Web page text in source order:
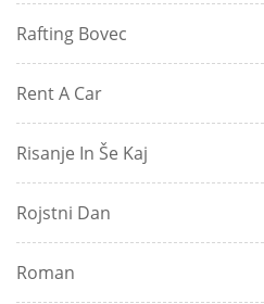
Rafting Bovec
Rent A Car
Risanje In Še Kaj
Rojstni Dan
Roman